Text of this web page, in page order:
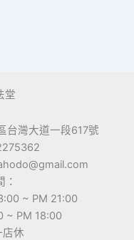
堂
台灣大道一段617號
~ PM 21:00
~ PM 18:00
店休